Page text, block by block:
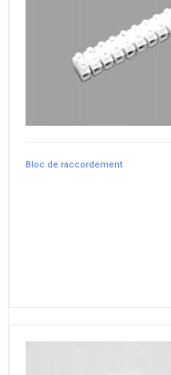
Bloc de raccordement